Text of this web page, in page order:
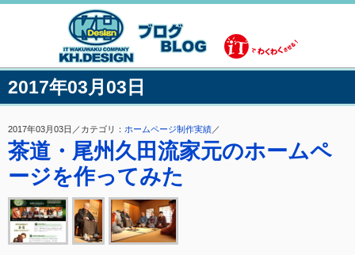
2017年03月03日
2017年03月03日／カテゴリ： ホームページ制作実績 ／
茶道・尾州久田流家元のホームペ
ージを作ってみた